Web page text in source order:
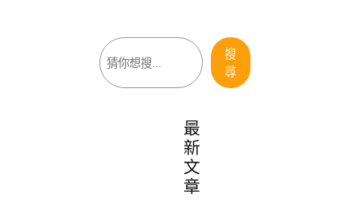
搜
尋
搜
尋
最
新
文
章